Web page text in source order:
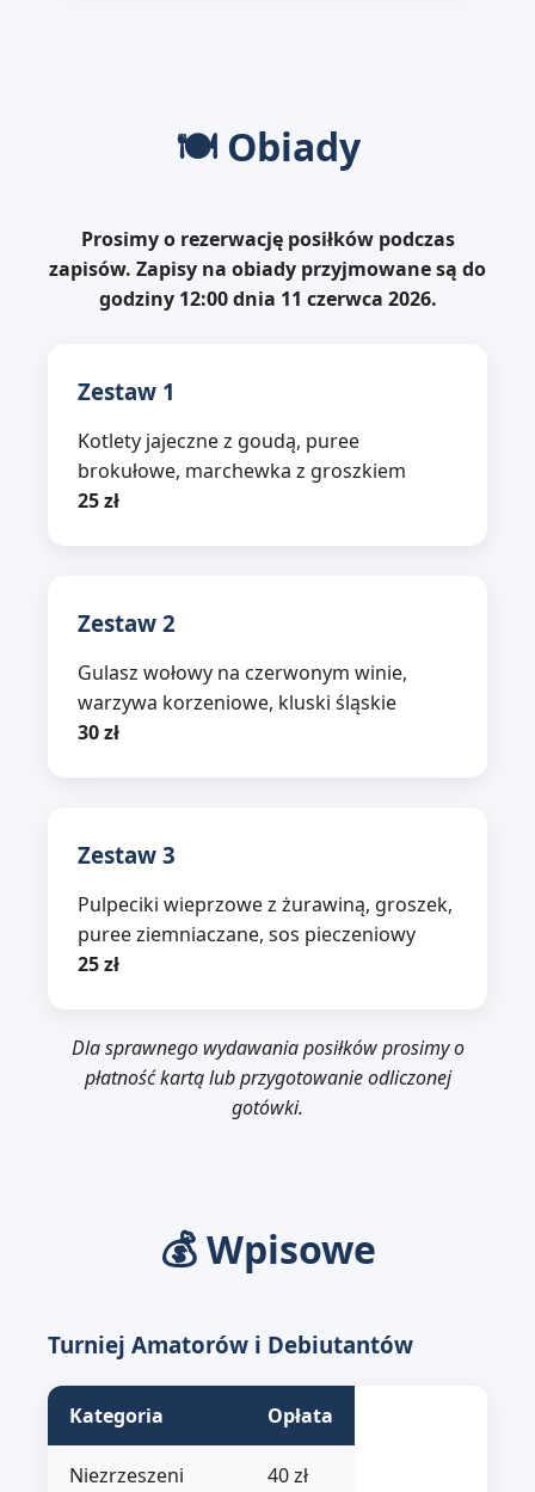
🍽 Obiady
Prosimy o rezerwację posiłków podczas
zapisów. Zapisy na obiady przyjmowane są do
godziny 12:00 dnia 11 czerwca 2026.
Zestaw 1
Kotlety jajeczne z goudą, puree
brokułowe, marchewka z groszkiem
25 zł
Zestaw 2
Gulasz wołowy na czerwonym winie,
warzywa korzeniowe, kluski śląskie
30 zł
Zestaw 3
Pulpeciki wieprzowe z żurawiną, groszek,
puree ziemniaczane, sos pieczeniowy
25 zł
Dla sprawnego wydawania posiłków prosimy o
płatność kartą lub przygotowanie odliczonej
gotówki.
💰 Wpisowe
Turniej Amatorów i Debiutantów
Kategoria Opłata
Niezrzeszeni 40 zł